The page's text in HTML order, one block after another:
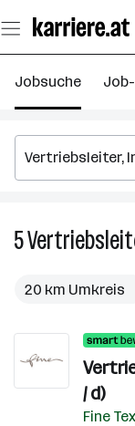
Seiteninhalt
springen
Jobsuche
5
20 km Umkreis
/ d)
Fine